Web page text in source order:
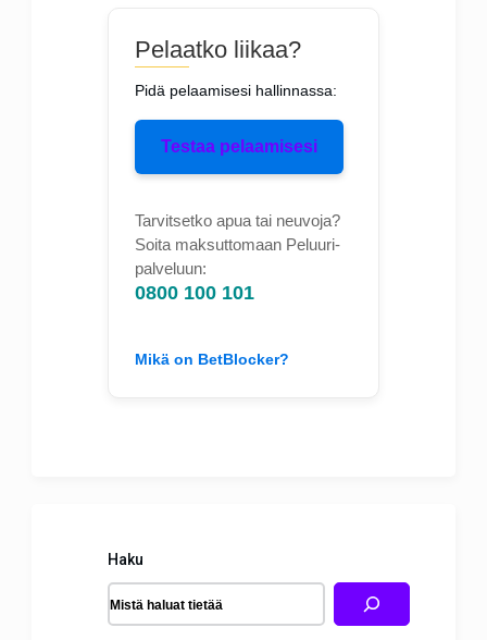
Pelaatko liikaa?
Pidä pelaamisesi hallinnassa:
Testaa pelaamisesi
Tarvitsetko apua tai neuvoja?
Soita maksuttomaan Peluuri-
palveluun:
0800 100 101
Mikä on BetBlocker?
Haku